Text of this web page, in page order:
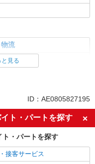
流
険あり
見る
ID：AE0805827195
ト・パートを探す
ト・パートを探す
接客サービス